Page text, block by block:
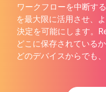
ワークフローを中断す
を最大限に活用させ、
決定を可能にします。
どこに保存されている
どのデバイスからでも